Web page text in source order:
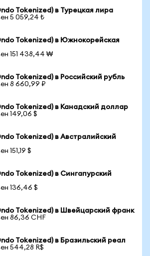
Tokenized) в Турецкая лира
5 059,24 ₺
Tokenized) в Южнокорейская
151 438,44 ₩
Tokenized) в Российский рубль
8 660,99 ₽
Tokenized) в Канадский доллар
149,06 $
Tokenized) в Австралийский
151,19 $
Tokenized) в Сингапурский
136,46 $
Tokenized) в Швейцарский франк
86,36 CHF
Tokenized) в Бразильский реал
544,28 R$